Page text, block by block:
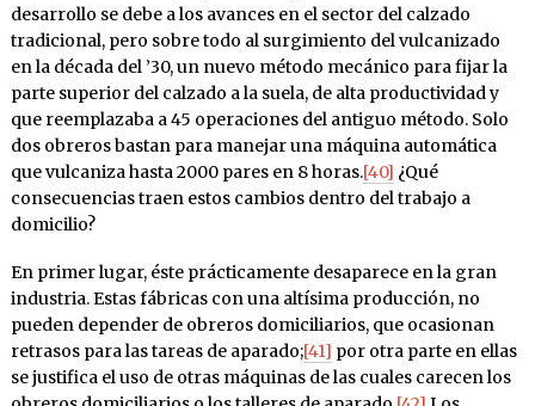
desarrollo se debe a los avances en el sector del calzado
tradicional, pero sobre todo al surgimiento del vulcanizado
en la década del ’30, un nuevo método mecánico para fijar la
parte superior del calzado a la suela, de alta productividad y
que reemplazaba a 45 operaciones del antiguo método. Solo
dos obreros bastan para manejar una máquina automática
que vulcaniza hasta 2000 pares en 8 horas.[40] ¿Qué
consecuencias traen estos cambios dentro del trabajo a
domicilio?
En primer lugar, éste prácticamente desaparece en la gran
industria. Estas fábricas con una altísima producción, no
pueden depender de obreros domiciliarios, que ocasionan
retrasos para las tareas de aparado;[41] por otra parte en ellas
se justifica el uso de otras máquinas de las cuales carecen los